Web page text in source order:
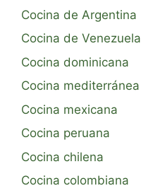
Cocina de Argentina
Cocina de Venezuela
Cocina dominicana
Cocina mediterránea
Cocina mexicana
Cocina peruana
Cocina chilena
Cocina colombiana